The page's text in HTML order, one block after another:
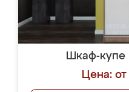
Шкаф-купе
Цена: